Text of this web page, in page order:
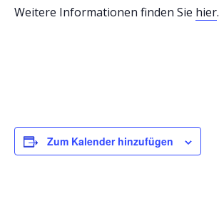
Weitere Informationen finden Sie hier.
Zum Kalender hinzufügen